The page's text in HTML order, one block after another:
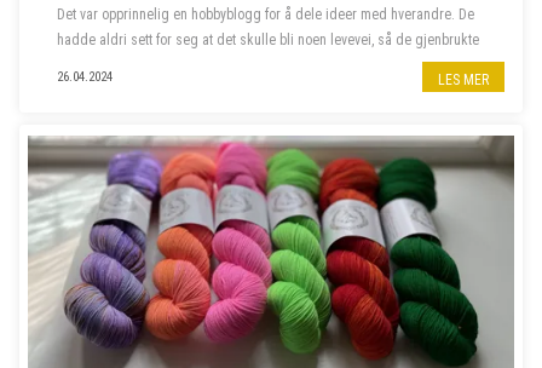
Det var opprinnelig en hobbyblogg for å dele ideer med hverandre. De
hadde aldri sett for seg at det skulle bli noen levevei, så de gjenbrukte
domenenavnet Heidi hadde liggende fra et annet prosjekt, nemlig
26.04.2024 LES MER